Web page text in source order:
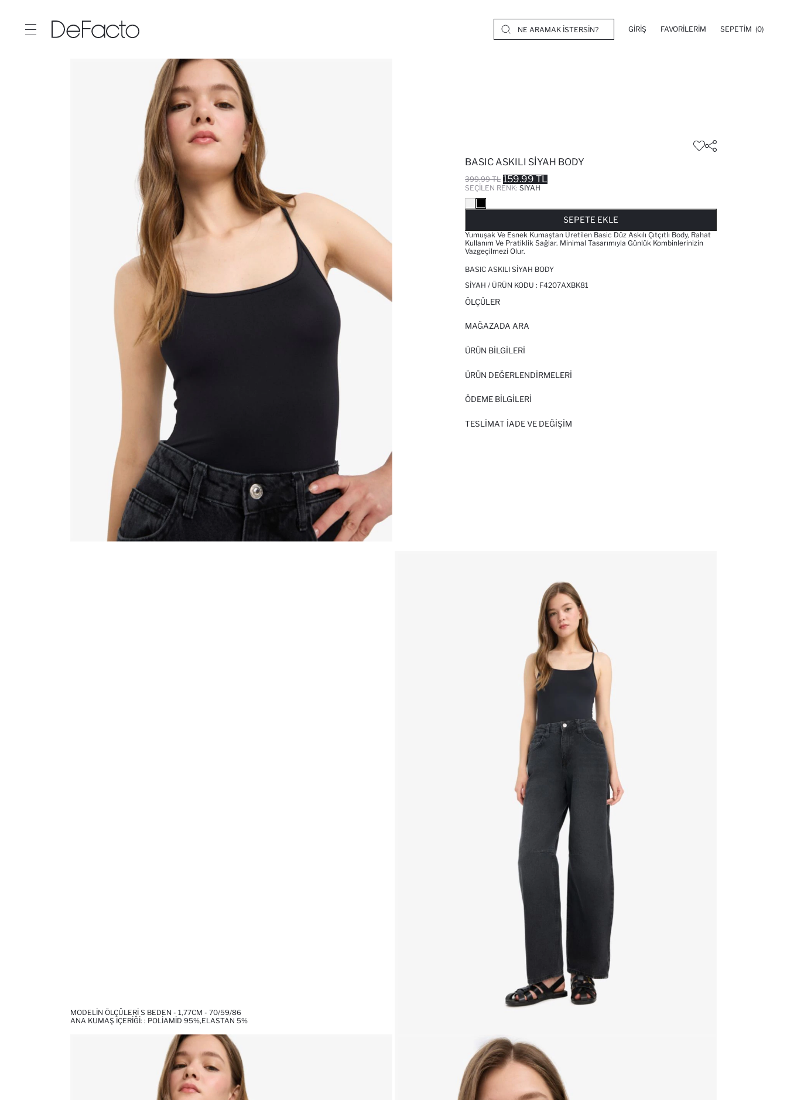
GIRIŞ FAVORILERIM SEPETIM (0)
BASIC ASKILI SIYAH BODY
399.99 TL 159.99 TL
SEÇILEN RENK: SIYAH
SEPETE EKLE
Yumuşak Ve Esnek Kumaştan Üretilen Basic Düz Askılı Çıtçıtlı Body, Rahat
Kullanım Ve Pratiklik Sağlar. Minimal Tasarımıyla Günlük Kombinlerinizin
Vazgeçilmezi Olur.
BASIC ASKILI SIYAH BODY
SIYAH / ÜRÜN KODU : F4207AXBK81
ÖLÇÜLER
MAĞAZADA ARA
ÜRÜN BILGILERI
ÜRÜN DEĞERLENDİRMELERİ
ÖDEME BİLGİLERİ
TESLIMAT İADE VE DEĞIŞIM
MODELIN ÖLÇÜLERI S BEDEN - 1,77CM - 70/59/86
ANA KUMAŞ İÇERIĞI: : POLIAMID 95%,ELASTAN 5%